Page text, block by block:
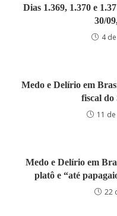
Dias 1.369, 1.370 e
30/
4
Medo e Delírio em
fiscal do
11
Medo e Delírio em
platô e “até
22